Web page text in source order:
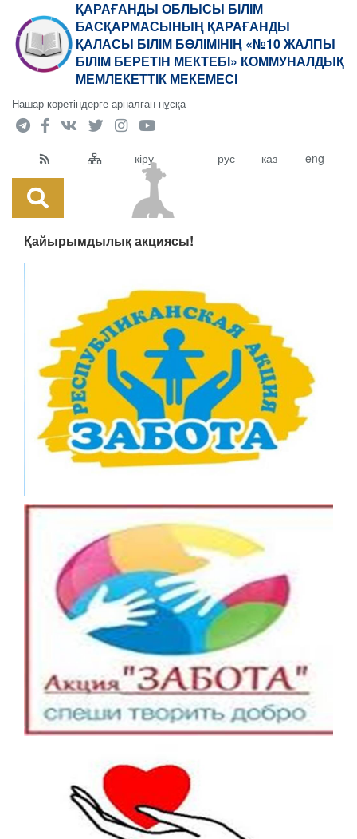
ҚАРАҒАНДЫ ОБЛЫСЫ БІЛІМ
БАСҚАРМАСЫНЫҢ ҚАРАҒАНДЫ
ҚАЛАСЫ БІЛІМ БӨЛІМІНІҢ «№10 ЖАЛПЫ
БІЛІМ БЕРЕТІН МЕКТЕБІ» КОММУНАЛДЫҚ
МЕМЛЕКЕТТІК МЕКЕМЕСІ
Нашар көретіндерге арналған нұсқа
кіру рус каз eng
Қайырымдылық акциясы!